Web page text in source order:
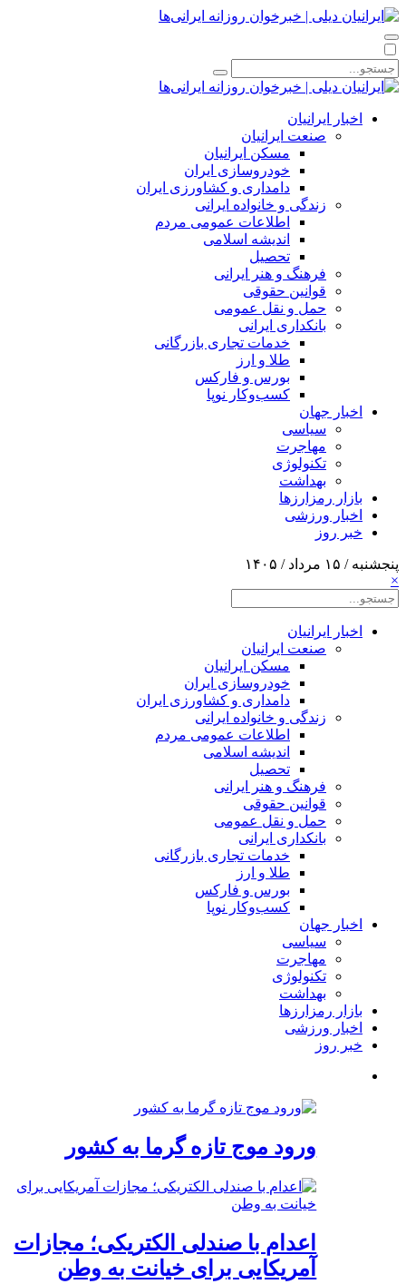
اخبار ایرانیان
صنعت ایرانیان
مسکن ایرانیان
خودروسازی ایران
دامداری و کشاورزی ایران
زندگی و خانواده ایرانی
اطلاعات عمومی مردم
اندیشه اسلامی
تحصیل
فرهنگ و هنر ایرانی
قوانین حقوقی
حمل و نقل عمومی
بانکداری ایرانی
خدمات تجاری بازرگانی
طلا و ارز
بورس و فارکس
کسب‌وکار نوپا
اخبار جهان
سیاسی
مهاجرت
تکنولوژی
بهداشت
بازار رمزارزها
اخبار ورزشی
خبر روز
پنجشنبه / ۱۵ مرداد / ۱۴۰۵
×
اخبار ایرانیان
صنعت ایرانیان
مسکن ایرانیان
خودروسازی ایران
دامداری و کشاورزی ایران
زندگی و خانواده ایرانی
اطلاعات عمومی مردم
اندیشه اسلامی
تحصیل
فرهنگ و هنر ایرانی
قوانین حقوقی
حمل و نقل عمومی
بانکداری ایرانی
خدمات تجاری بازرگانی
طلا و ارز
بورس و فارکس
کسب‌وکار نوپا
اخبار جهان
سیاسی
مهاجرت
تکنولوژی
بهداشت
بازار رمزارزها
اخبار ورزشی
خبر روز
ورود موج تازه گرما به کشور
اعدام با صندلی الکتریکی؛ مجازات
آمریکایی برای خیانت به وطن